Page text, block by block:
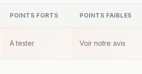
POINTS FORTS POINTS FAIBLES
A tester Voir notre avis